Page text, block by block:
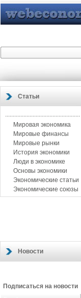
Статьи
.................................................
Мировая экономика
Мировые финансы
Мировые рынки
История экономики
Люди в экономике
Основы экономики
Экономические статьи
Экономические союзы
Новости
Подписаться на новости